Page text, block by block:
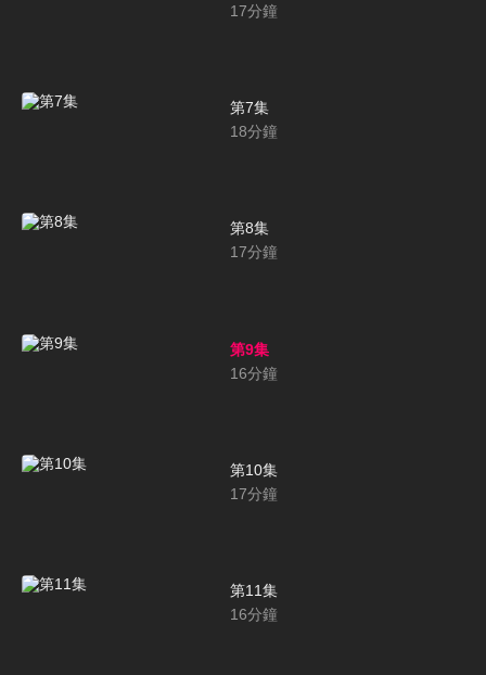
17分鐘
第7集
18分鐘
第8集
17分鐘
第9集
16分鐘
第10集
17分鐘
第11集
16分鐘